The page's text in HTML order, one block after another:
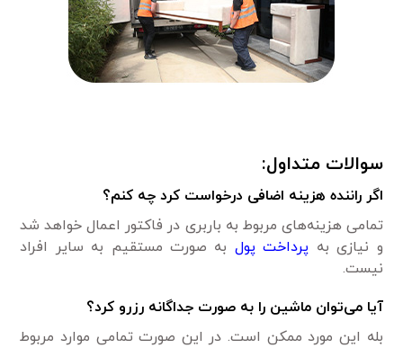
سوالات متداول:
اگر راننده هزینه اضافی درخواست کرد چه کنم؟
تمامی هزینه‌های مربوط به باربری در فاکتور اعمال خواهد شد
و نیازی به پرداخت پول به صورت مستقیم به سایر افراد
نیست.
آیا می‌توان ماشین را به صورت جداگانه رزرو کرد؟
بله این مورد ممکن است. در این صورت تمامی موارد مربوط